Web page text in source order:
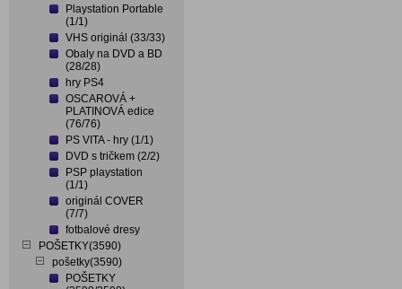
Playstation Portable
(1/1)
VHS originál (33/33)
Obaly na DVD a BD
(28/28)
hry PS4
OSCAROVÁ +
PLATINOVÁ edice
(76/76)
PS VITA - hry (1/1)
DVD s tričkem (2/2)
PSP playstation
(1/1)
originál COVER
(7/7)
fotbalové dresy
POŠETKY(3590)
pošetky(3590)
POŠETKY